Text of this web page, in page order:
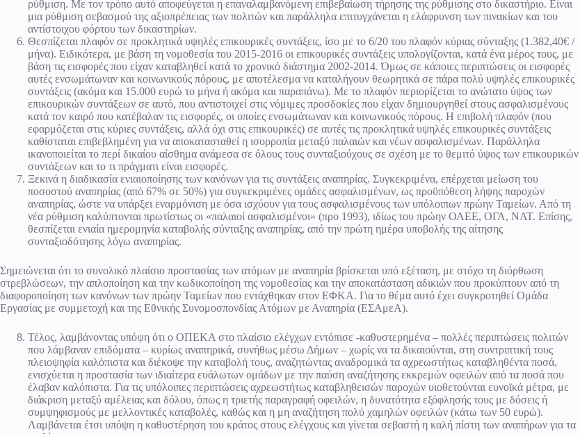
ρύθμιση. Με τον τρόπο αυτό αποφεύγεται η επαναλαμβανόμενη επιβεβαίωση τήρησης της ρύθμισης στο δικαστήριο. Είναι
μια ρύθμιση σεβασμού της αξιοπρέπειας των πολιτών και παράλληλα επιτυγχάνεται η ελάφρυνση των πινακίων και του
αντίστοιχου φόρτου των δικαστηρίων.
Θεσπίζεται πλαφόν σε προκλητικά υψηλές επικουρικές συντάξεις, ίσο με το 6/20 του πλαφόν κύριας σύνταξης (1.382,40€ /
μήνα). Ειδικότερα, με βάση τη νομοθεσία του 2015-2016 οι επικουρικές συντάξεις υπολογίζονται, κατά ένα μέρος τους, με
βάση τις εισφορές που είχαν καταβληθεί κατά το χρονικό διάστημα 2002-2014. Όμως σε κάποιες περιπτώσεις οι εισφορές
αυτές ενσωμάτωναν και κοινωνικούς πόρους, με αποτέλεσμα να καταλήγουν θεωρητικά σε πάρα πολύ υψηλές επικουρικές
συντάξεις (ακόμα και 15.000 ευρώ το μήνα ή ακόμα και παραπάνω). Με το πλαφόν περιορίζεται το ανώτατο ύψος των
επικουρικών συντάξεων σε αυτό, που αντιστοιχεί στις νόμιμες προσδοκίες που είχαν δημιουργηθεί στους ασφαλισμένους
κατά τον καιρό που κατέβαλαν τις εισφορές, οι οποίες ενσωμάτωναν και κοινωνικούς πόρους. Η επιβολή πλαφόν (που
εφαρμόζεται στις κύριες συντάξεις, αλλά όχι στις επικουρικές) σε αυτές τις προκλητικά υψηλές επικουρικές συντάξεις
καθίσταται επιβεβλημένη για να αποκατασταθεί η ισορροπία μεταξύ παλαιών και νέων ασφαλισμένων. Παράλληλα
ικανοποιείται το περί δικαίου αίσθημα ανάμεσα σε όλους τους συνταξιούχους σε σχέση με το θεμιτό ύψος των επικουρικών
συντάξεων και το τι πράγματι είναι εισφορές.
Ξεκινά η διαδικασία ενιαιοποίησης των κανόνων για τις συντάξεις αναπηρίας. Συγκεκριμένα, επέρχεται μείωση του
ποσοστού αναπηρίας (από 67% σε 50%) για συγκεκριμένες ομάδες ασφαλισμένων, ως προϋπόθεση λήψης παροχών
αναπηρίας, ώστε να υπάρξει εναρμόνιση με όσα ισχύουν για τους ασφαλισμένους των υπόλοιπων πρώην Ταμείων. Από τη
νέα ρύθμιση καλύπτονται πρωτίστως οι «παλαιοί ασφαλισμένοι» (προ 1993), ιδίως του πρώην ΟΑΕΕ, ΟΓΑ, ΝΑΤ. Επίσης,
θεσπίζεται ενιαία ημερομηνία καταβολής σύνταξης αναπηρίας, από την πρώτη ημέρα υποβολής της αίτησης
συνταξιοδότησης λόγω αναπηρίας.
Σημειώνεται ότι το συνολικό πλαίσιο προστασίας των ατόμων με αναπηρία βρίσκεται υπό εξέταση, με στόχο τη διόρθωση
στρεβλώσεων, την απλοποίηση και την κωδικοποίηση της νομοθεσίας και την αποκατάσταση αδικιών που προκύπτουν από τη
διαφοροποίηση των κανόνων των πρώην Ταμείων που εντάχθηκαν στον ΕΦΚΑ. Για το θέμα αυτό έχει συγκροτηθεί Ομάδα
Εργασίας με συμμετοχή και της Εθνικής Συνομοσπονδίας Ατόμων με Αναπηρία (ΕΣΑμεΑ).
Τέλος, λαμβάνοντας υπόψη ότι ο ΟΠΕΚΑ στο πλαίσιο ελέγχων εντόπισε -καθυστερημένα – πολλές περιπτώσεις πολιτών
που λάμβαναν επιδόματα – κυρίως αναπηρικά, συνήθως μέσω Δήμων – χωρίς να τα δικαιούνται, στη συντριπτική τους
πλειοψηφία καλόπιστα και διέκοψε την καταβολή τους, αναζητώντας αναδρομικά τα αχρεωστήτως καταβληθέντα ποσά,
ενισχύεται η προστασία των ιδιαίτερα ευάλωτων ομάδων με την παύση αναζήτησης εκκρεμών οφειλών από τα ποσά που
έλαβαν καλόπιστα. Για τις υπόλοιπες περιπτώσεις αχρεωστήτως καταβληθεισών παροχών υιοθετούνται ευνοϊκά μέτρα, με
διάκριση μεταξύ αμέλειας και δόλου, όπως η τριετής παραγραφή οφειλών, η δυνατότητα εξόφλησής τους με δόσεις ή
συμψηφισμούς με μελλοντικές καταβολές, καθώς και η μη αναζήτηση πολύ χαμηλών οφειλών (κάτω των 50 ευρώ).
Λαμβάνεται έτσι υπόψη η καθυστέρηση του κράτος στους ελέγχους και γίνεται σεβαστή η καλή πίστη των αναπήρων για τα